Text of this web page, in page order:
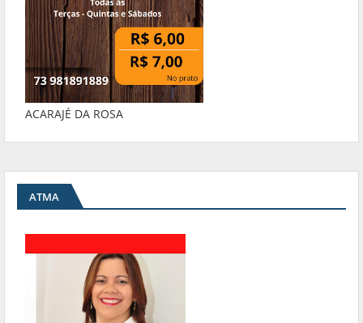
ACARAJÉ DA ROSA
ATMA